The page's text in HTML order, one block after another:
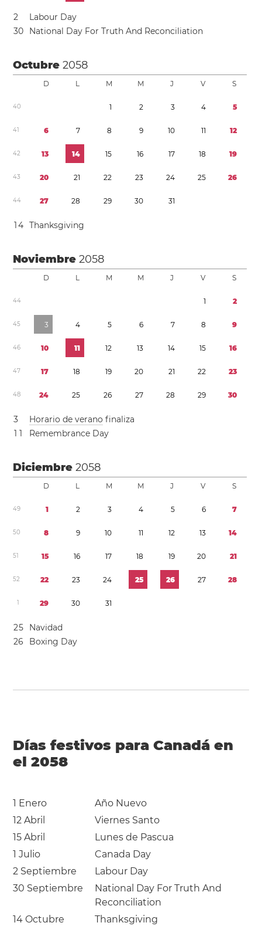
2
Labour Day
30 National Day For Truth And Reconciliation
Octubre2058
D L M M J V S
40 1 2 3 4 5
41 6 7 8 9 10 11 12
42 13 14 15 16 17 18 19
43 20 21 22 23 24 25 26
44 27 28 29 30 31
14 Thanksgiving
Noviembre2058
D L M M J V S
44 1 2
45 3 4 5 6 7 8 9
46 10 11 12 13 14 15 16
47 17 18 19 20 21 22 23
48 24 25 26 27 28 29 30
3 Horario de verano finaliza
1 1 Remembrance Day
Diciembre2058
D L M M J V S
49 1 2 3 4 5 6 7
50 8 9 10 11 12 13 14
51 15 16 17 18 19 20 21
52 22 23 24 25 26 27 28
1 29 30 31
25
Navidad
26 Boxing Day
Días festivos para Canadá en
el 2058
1 Enero
Año Nuevo
12 Abril
Viernes Santo
15 Abril
Lunes de Pascua
1 Julio
Canada Day
2 Septiembre
Labour Day
30 Septiembre
National Day For Truth And
Reconciliation
14 Octubre
Thanksgiving